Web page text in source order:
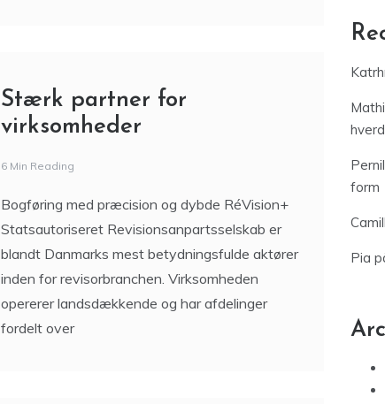
fordelt over
Massagestol til hjemmet og
til arbejdet – komfort i
hverdagen
3 Min Reading
Mange oplever spændinger og træthed i løbet af